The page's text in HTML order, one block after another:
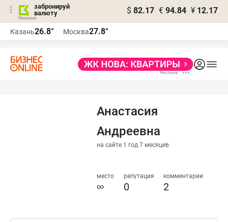
забронируй
валюту
$ 82.17 € 94.84 ¥ 12.17
Казань26.8° Москва27.8°
Анастасия
Андреевна
на сайте 1 год 7 месяцев
место
∞
репутация
0
комментарии
2